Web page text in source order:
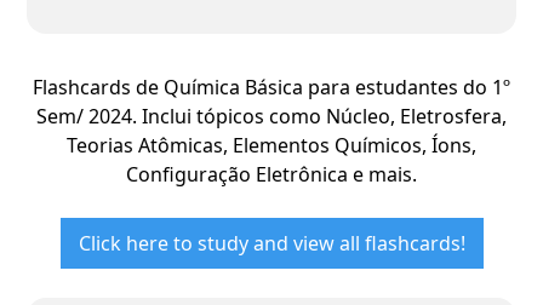
Flashcards de Química Básica para estudantes do 1º
Sem/ 2024. Inclui tópicos como Núcleo, Eletrosfera,
Teorias Atômicas, Elementos Químicos, Íons,
Configuração Eletrônica e mais.
Click here to study and view all flashcards!